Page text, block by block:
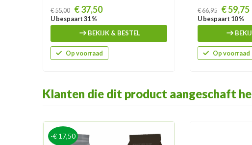
Prijs
€ 55,00 € 37,50
U bespaart 31 %
BEKIJK & BESTEL
Op voorraad
Prijs
€ 66,95 € 59,75
U bespaart 10 %
Op voorraad
Klanten die dit product aangeschaft
-€ 17,50